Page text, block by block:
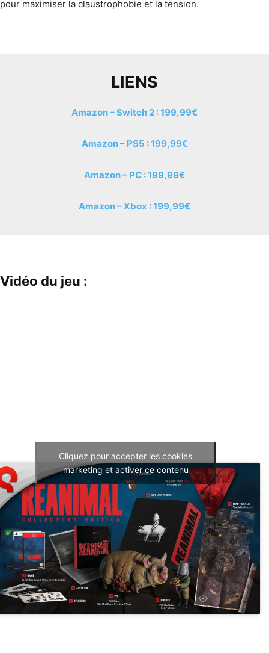
pour maximiser la claustrophobie et la tension.
LIENS
Amazon – Switch 2 : 199,99€
Amazon – PS5 : 199,99€
Amazon – PC : 199,99€
Amazon – Xbox : 199,99€
Vidéo du jeu :
Cliquez pour accepter les cookies
marketing et activer ce contenu